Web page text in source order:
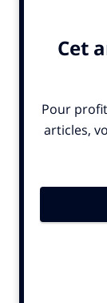
Une mission
médias : «Ces
du brick and
disruptées par